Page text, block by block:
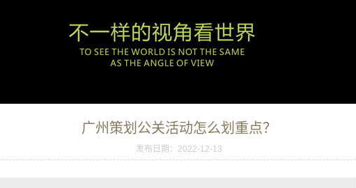
广州策划公关活动怎么划重点？
发布日期：2022-12-13